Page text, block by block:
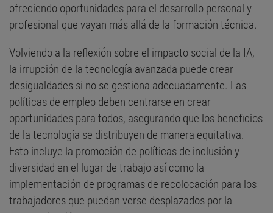
ofreciendo oportunidades para el desarrollo personal y
profesional que vayan más allá de la formación técnica.
Volviendo a la reflexión sobre el impacto social de la IA,
la irrupción de la tecnología avanzada puede crear
desigualdades si no se gestiona adecuadamente. Las
políticas de empleo deben centrarse en crear
oportunidades para todos, asegurando que los beneficios
de la tecnología se distribuyen de manera equitativa.
Esto incluye la promoción de políticas de inclusión y
diversidad en el lugar de trabajo así como la
implementación de programas de recolocación para los
trabajadores que puedan verse desplazados por la